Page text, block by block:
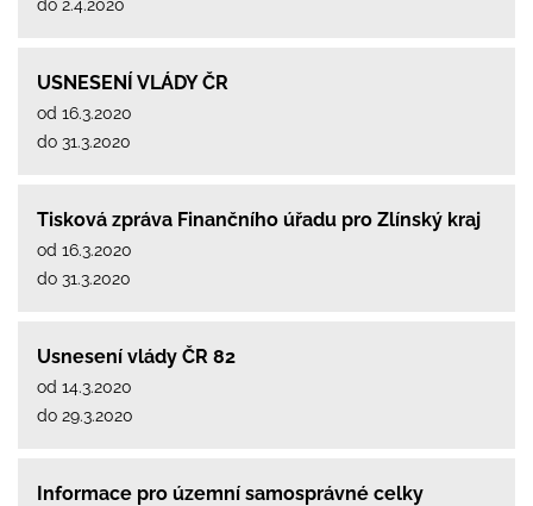
USNESENÍ VLÁDY ČR
od 16.3.2020
do 31.3.2020
Tisková zpráva Finančního úřadu pro Zlínský kraj
od 16.3.2020
do 31.3.2020
Usnesení vlády ČR 82
od 14.3.2020
do 29.3.2020
Informace pro územní samosprávné celky